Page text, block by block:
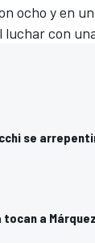
ocho y en
luchar con
se
a